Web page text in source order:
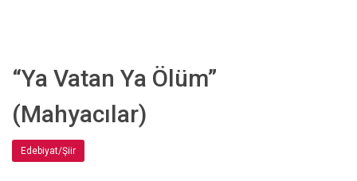
“Ya Vatan Ya Ölüm”
(Mahyacılar)
Edebiyat/Şiir